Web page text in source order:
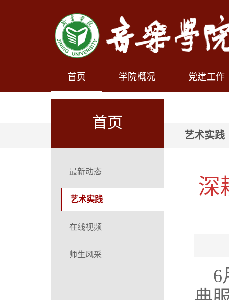
首页 学院概况 党建工作
首页
艺术实践
最新动态
艺术实践
在线视频
师生风采
深
6